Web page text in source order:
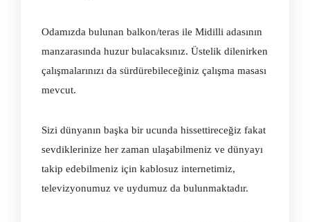
Odamızda bulunan balkon/teras ile Midilli adasının
manzarasında huzur bulacaksınız. Üstelik dilenirken
çalışmalarınızı da sürdürebileceğiniz çalışma masası
mevcut.
Sizi dünyanın başka bir ucunda hissettireceğiz fakat
sevdiklerinize her zaman ulaşabilmeniz ve dünyayı
takip edebilmeniz için kablosuz internetimiz,
televizyonumuz ve uydumuz da bulunmaktadır.